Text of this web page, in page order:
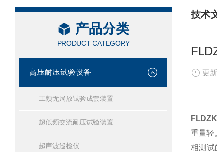
产品分类
PRODUCT CATEGORY
高压耐压试验设备
工频无局放试验成套装置
超低频交流耐压试验装置
超声波巡检仪
技术
/
更
重量轻
相测试